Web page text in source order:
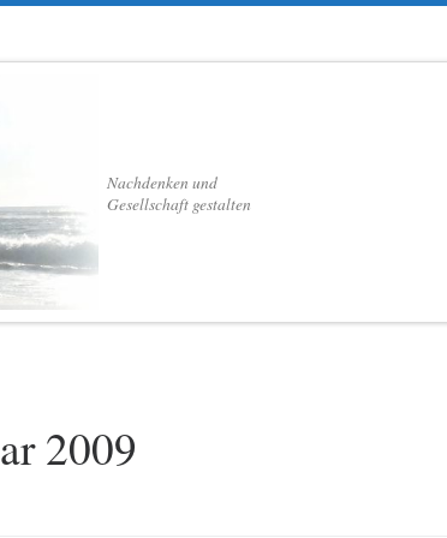
Nachdenken und
Gesellschaft gestalten
2009